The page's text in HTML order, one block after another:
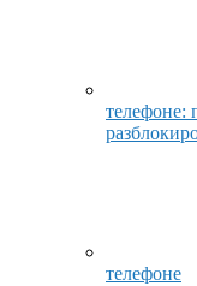
телефоне:
телефоне